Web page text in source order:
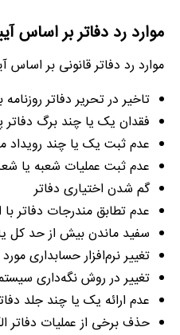
موارد رد دفاتر بر اساس
موارد رد دفاتر قانونی بر
تاخیر در تحریر دفاتر روزنامه بیش از ۱۵ روز و دفاتر کل
فقدان یک یا چند برگ
عدم ثبت یک یا چند رویداد
عدم ثبت عملیات شعبه یا
گم شدن اختیاری دفاتر
عدم تطابق مندرجات دفاتر
سفید ماندن بیش از حد کل
تغییر نرم‌افزار حسابداری
تغییر در روش نگه‌داری
عدم ارائه یک یا چند جلد
حذف برخی از عملیات دفاتر